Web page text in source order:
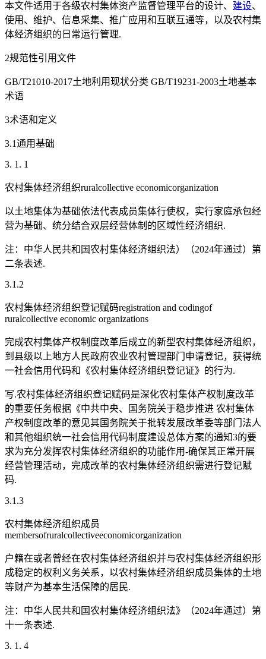
本文件适用于各级农村集体资产监督管理平台的设计、 建设、
使用、维护、信息采集、推广应用和互联互通等，以及农村集
体经济组织的日常运行管理.
2规范性引用文件
GB/T21010-2017土地利用现状分类 GB/T19231-2003土地基本
术语
3术语和定义
3.1通用基础
3. 1. 1
农村集体经济组织ruralcollective economicorganization
以土地集体为基础依法代表成员集体行使权，实行家庭承包经
营为基础、统分结合双层经营体制的区域性经济组织.
注：中华人民共和国农村集体经济组织法）（2024年通过）第
二条表述.
3.1.2
农村集体经济组织登记赋码registration and codingof
ruralcollective economic organizations
完成农村集体产权制度改革后成立的新型农村集体经济组织，
到县级以上地方人民政府农业农村管理部门申请登记，获得统
一社会信用代码和《农村集体经济组织登记证》的行为.
写.农村集体经济组织登记赋码是深化农村集体产权制度改革
的重要任务根据《中共中央、国务院关于稳步推进 农村集体
产权制度改革的意见其国务院关于批转发展改革委等部门法人
和其他组织统一社会信用代码制度建设总体方案的通知3的要
求为充分发挥农村集体经济组织的功能作用-确保其正常开展
经营管理活动，完成改革的农村集体经济组织需进行登记赋
码.
3.1.3
农村集体经济组织成员
membersofruralcollectiveeconomicorganization
户籍在或者曾经在农村集体经济组织并与农村集体经济组织形
成稳定的权利义务关系，以农村集体经济组织成员集体的土地
等财产为基本生活保障的居民.
注：中华人民共和国农村集体经济组织法》（2024年通过）第
十一条表述.
3. 1. 4